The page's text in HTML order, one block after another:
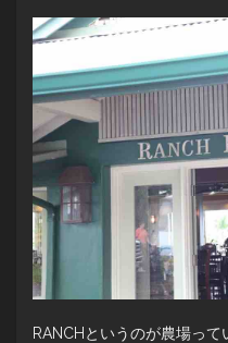
RANCHというのが農場っ